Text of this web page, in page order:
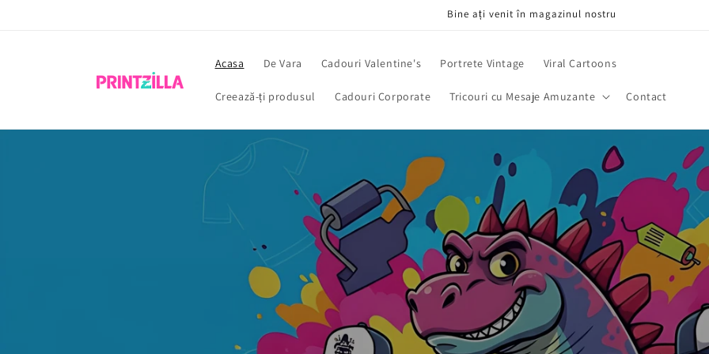
Bine ați venit în magazinul nostru
Acasa De Vara Cadouri Valentine's Portrete Vintage Viral Cartoons
Creează-ți produsul Cadouri Corporate Tricouri cu Mesaje Amuzante Contact